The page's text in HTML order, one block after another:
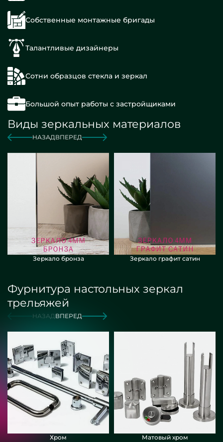
Собственные монтажные бригады
Талантливые дизайнеры
Сотни образцов стекла и зеркал
Большой опыт работы с застройщиками
Виды зеркальных материалов
НАЗАДВПЕРЕД
Зеркало бронза Зеркало графит сатин
Фурнитура настольных зеркал
трельяжей
НАЗАДВПЕРЕД
Хром Матовый хром